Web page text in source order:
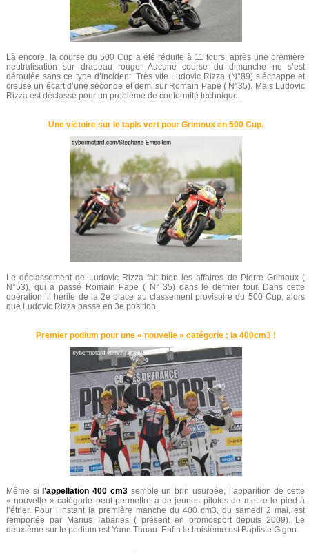
Là encore, la course du 500 Cup a été réduite à 11 tours, après une première
neutralisation sur drapeau rouge. Aucune course du dimanche ne s’est
déroulée sans ce type d’incident. Très vite Ludovic Rizza (N°89) s’échappe et
creuse un écart d’une seconde et demi sur Romain Pape ( N°35). Mais Ludovic
Rizza est déclassé pour un problème de conformité technique.
Une victoire sur le tapis vert pour Grimoux en 500 Cup.
Le déclassement de Ludovic Rizza fait bien les affaires de Pierre Grimoux (
N°53), qui a passé Romain Pape ( N° 35) dans le dernier tour. Dans cette
opération, il hérite de la 2e place au classement provisoire du 500 Cup, alors
que Ludovic Rizza passe en 3e position.
Premier podium pour une « nouvelle » catégorie : la 400cm3 !
Même si l’appellation 400 cm3semble un brin usurpée, l’apparition de cette
« nouvelle » catégorie peut permettre à de jeunes pilotes de mettre le pied à
l’étrier. Pour l’instant la première manche du 400 cm3, du samedi 2 mai, est
remportée par Marius Tabaries ( présent en promosport depuis 2009). Le
deuxième sur le podium est Yann Thuau. Enfin le troisième est Baptiste Gigon.